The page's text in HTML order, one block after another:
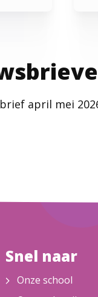
april mei
Snel naar
Onze school